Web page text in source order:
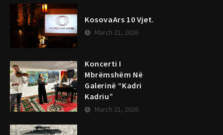
KosovaArs 10 Vjet.
March 21, 2026
Koncerti I
Mbrëmshëm Në
Galerinë “Kadri
Kadriu”
March 21, 2026